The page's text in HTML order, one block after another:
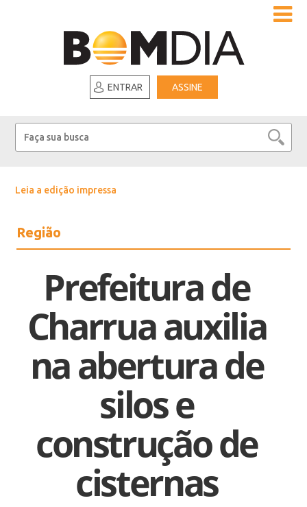
ENTRAR ASSINE
Leia a edição impressa
Região
Prefeitura de
Charrua auxilia
na abertura de
silos e
construção de
cisternas